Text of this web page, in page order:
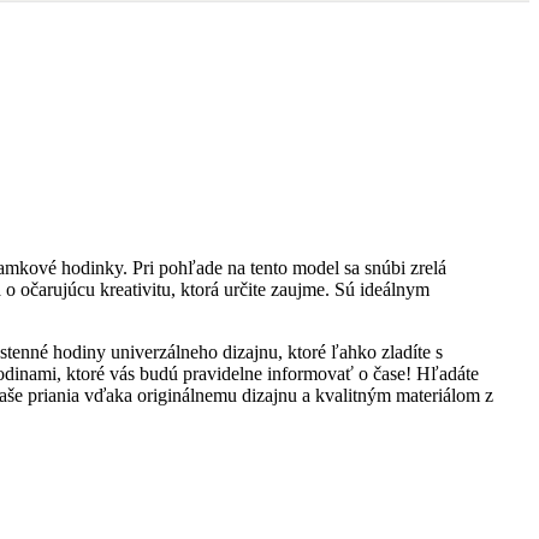
hodinky. Pri pohľade na tento model sa snúbi zrelá
očarujúcu kreativitu, ktorá určite zaujme. Sú ideálnym
hodiny univerzálneho dizajnu, ktoré ľahko zladíte s
ktoré vás budú pravidelne informovať o čase! Hľadáte
priania vďaka originálnemu dizajnu a kvalitným materiálom z